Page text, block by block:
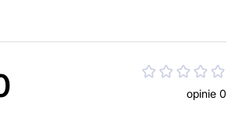
opinie 0